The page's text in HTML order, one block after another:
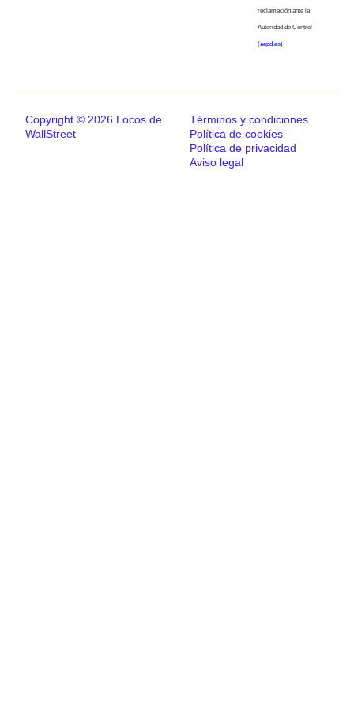
reclamación ante la
Autoridad de Control
(aepd.es).
Copyright © 2026 Locos de
WallStreet
Términos y condiciones
Política de cookies
Política de privacidad
Aviso legal